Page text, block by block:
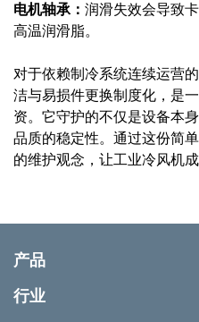
电机轴承： 润滑失效会导致
高温润滑脂。
对于依赖制冷系统连续运营
洁与易损件更换制度化，是
资。它守护的不仅是设备本
品质的稳定性。通过这份简
的维护观念，让工业冷风机
产品
行业